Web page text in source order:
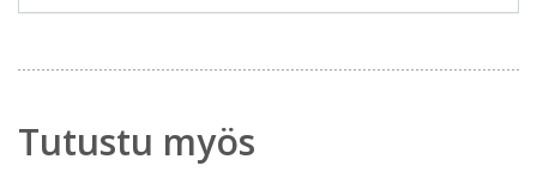
Tutustu myös